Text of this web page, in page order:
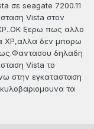
σε seagate 7200.11
Vista στον
ξερω πως αλλο
ΧΡ,αλλα δεν μπορω
δηλαδη
Vista το
στην εγκατασταση
τα